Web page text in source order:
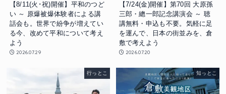
【8/11(火･祝)開催】平和のつど
い ～ 原爆被爆体験者による講
話会も。世界で紛争が増えてい
る今、改めて平和について考え
よう
2026.07.29
【7/24(金)開催】第70回 大原孫
三郎・總一郎記念講演会 ～ 聴
講無料・申込も不要。気軽に足
を運んで、日本の街並みを、倉
敷で考えよう
2026.07.20
行っとこ 知っとこ